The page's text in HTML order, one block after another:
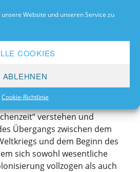
Website und unseren Service zu
COOKIES
ABLEHNEN
Cookie-Richtlinie
und Vernichtung reagierten
entsprangen: Erstens, die
Verhütung und Bestrafung
Im Rahmen des
die verschiedenen Ereignisse
1948 im breiteren Kontext der
verstehen und
Übergangs zwischen dem
und dem Beginn des
sich sowohl wesentliche
vollzogen als auch